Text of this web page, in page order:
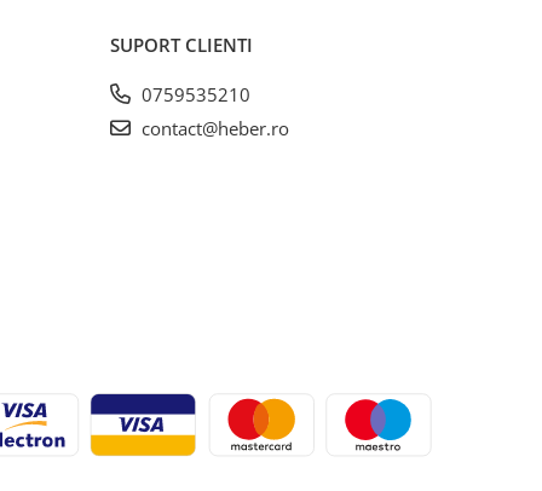
SUPORT CLIENTI
0759535210
contact@heber.ro